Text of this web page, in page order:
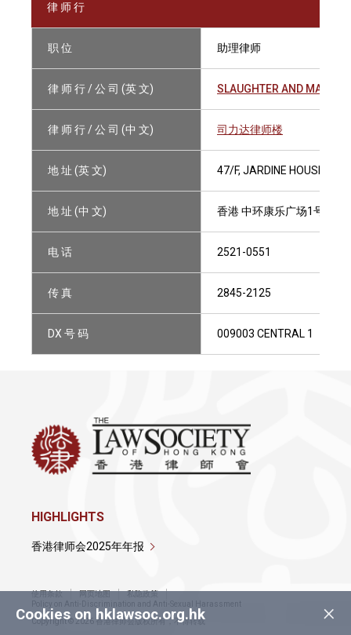
律 师 行
职 位 助理律师
律 师 行 / 公 司 (英 文) SLAUGHTER AND MAY
律 师 行 / 公 司 (中 文) 司力达律师楼
地 址 (英 文) 47/F, JARDINE HOUSE, 1
地 址 (中 文) 香港 中环康乐广场1号 怡
电 话 2521-0551
传 真 2845-2125
DX 号 码 009003 CENTRAL 1
×
Cookies on hklawsoc.org.hk
HIGHLIGHTS
香港律师会2025年年报
使用条款 网页地图
私隐政策
Policy on Anti-Discrimination and Anti-Sexual Harassment
Copyright © 2026 香港律师会版权所有，不得转载